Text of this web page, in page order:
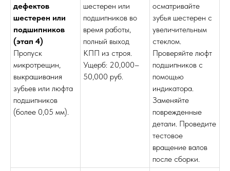
дефектов
шестерен или
подшипников
(этап 4)
Пропуск
микротрещин,
выкрашивания
зубьев или люфта
подшипников
(более 0,05 мм).
шестерен или
подшипников во
время работы,
полный выход
КПП из строя.
Ущерб: 20,000–
50,000 руб.
осматривайте
зубья шестерен с
увеличительным
стеклом.
Проверяйте люфт
подшипников с
помощью
индикатора.
Заменяйте
поврежденные
детали. Проведите
тестовое
вращение валов
после сборки.